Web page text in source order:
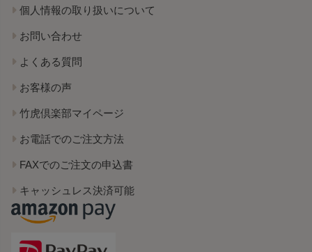
個人情報の取り扱いについて
お問い合わせ
よくある質問
お客様の声
竹虎倶楽部マイページ
お電話でのご注文方法
FAXでのご注文の申込書
キャッシュレス決済可能